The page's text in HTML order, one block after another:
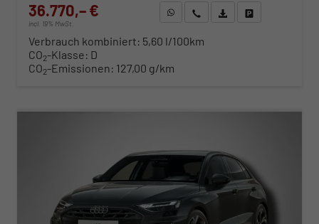
36.770,– €
incl. 19% MwSt.
WhatsApp anfragen
Wir rufen Sie anFahrzeugexposé (PDF)
Verbrauch kombiniert: 5,60 l/100km
CO2-Klasse: D
CO2-Emissionen: 127,00 g/km